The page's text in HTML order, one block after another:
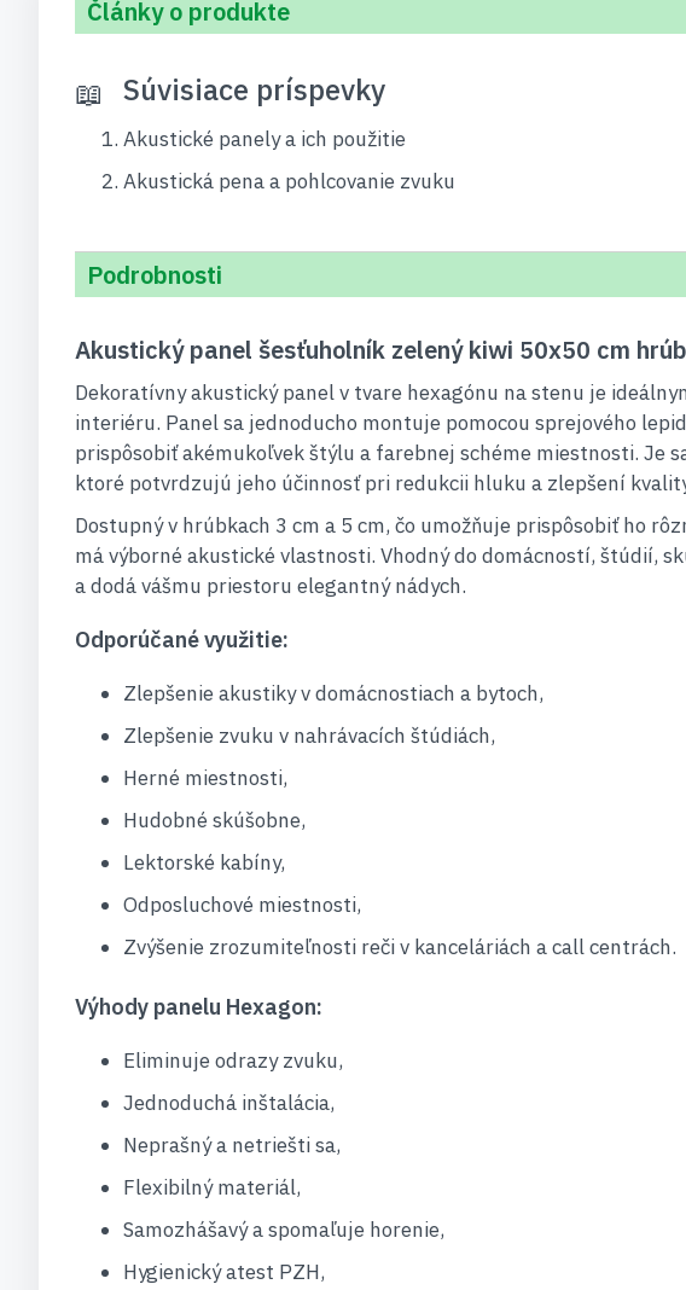
Články o produkte
Súvisiace príspevky
Akustické panely a ich použitie
Akustická pena a pohlcovanie zvuku
Podrobnosti
Akustický panel šesťuholník zelený kiwi 50x50 cm
Dekoratívny akustický panel v tvare hexagónu na stenu je
interiéru. Panel sa jednoducho montuje pomocou sprejového
prispôsobiť akémukoľvek štýlu a farebnej schéme miestnosti. Je
ktoré potvrdzujú jeho účinnosť pri redukcii hluku a zlepšení
Dostupný v hrúbkach 3 cm a 5 cm, čo umožňuje prispôsobiť ho
má výborné akustické vlastnosti. Vhodný do domácností, štúdií,
a dodá vášmu priestoru elegantný nádych.
Odporúčané využitie:
Zlepšenie akustiky v domácnostiach a bytoch,
Zlepšenie zvuku v nahrávacích štúdiách,
Herné miestnosti,
Hudobné skúšobne,
Lektorské kabíny,
Odposluchové miestnosti,
Zvýšenie zrozumiteľnosti reči v kanceláriách a call centrách.
Výhody panelu Hexagon:
Eliminuje odrazy zvuku,
Jednoduchá inštalácia,
Neprašný a netriešti sa,
Flexibilný materiál,
Samozhášavý a spomaľuje horenie,
Hygienický atest PZH,